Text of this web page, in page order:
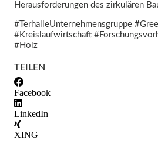
Herausforderungen des zirkulären
#TerhalleUnternehmensgruppe
#Kreislaufwirtschaft
#Holz
TEILEN
Facebook
LinkedIn
XING